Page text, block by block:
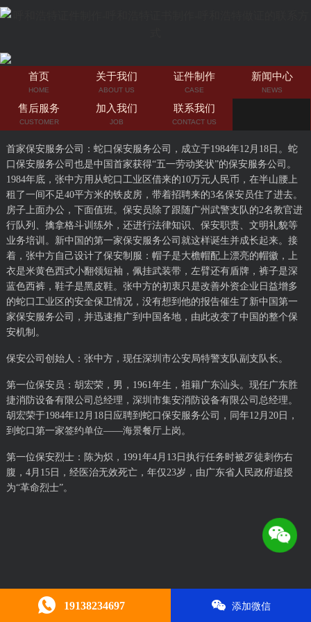
首页
HOME
关于我们
ABOUT US
证件制作
CASE
新闻中心
NEWS
售后服务
CUSTOMER
加入我们
JOB
联系我们
CONTACT US
首家保安服务公司：蛇口保安服务公司，成立于1984年12月18日。蛇
口保安服务公司也是中国首家获得“五一劳动奖状”的保安服务公司。
1984年底，张中方用从蛇口工业区借来的10万元人民币，在半山腰上
租了一间不足40平方米的铁皮房，带着招聘来的3名保安员住了进去。
房子上面办公，下面值班。保安员除了跟随广州武警支队的2名教官进
行队列、擒拿格斗训练外，还进行法律知识、保安职责、文明礼貌等
业务培训。新中国的第一家保安服务公司就这样诞生并成长起来。接
着，张中方自己设计了保安制服：帽子是大檐帽配上漂亮的帽徽，上
衣是米黄色西式小翻领短袖，佩挂武装带，左臂还有盾牌，裤子是深
蓝色西裤，鞋子是黑皮鞋。张中方的初衷只是改善外资企业日益增多
的蛇口工业区的安全保卫情况，没有想到他的报告催生了新中国第一
家保安服务公司，并迅速推广到中国各地，由此改变了中国的整个保
安机制。
保安公司创始人：张中方，现任深圳市公安局特警支队副支队长。
第一位保安员：胡宏荣，男，1961年生，祖籍广东汕头。现任广东胜
捷消防设备有限公司总经理，深圳市集安消防设备有限公司总经理。
胡宏荣于1984年12月18日应聘到蛇口保安服务公司，同年12月20日，
到蛇口第一家签约单位——海景餐厅上岗。
第一位保安烈士：陈为炽，1991年4月13日执行任务时被歹徒刺伤右
腹，4月15日，经医治无效死亡，年仅23岁，由广东省人民政府追授
为“革命烈士”。
19138234697 添加微信